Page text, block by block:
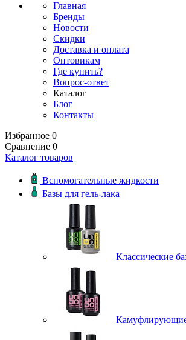
Главная
Бренды
Новости
Скидки
Доставка и оплата
Оптовикам
Где купить?
Вопрос-ответ
Каталог
Блог
Контакты
Избранное 0
Сравнение 0
Каталог товаров
Вспомогательные жидкости
Базы для гель-лака
Классические